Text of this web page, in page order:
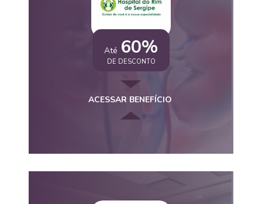
Até 60%
DE DESCONTO
ACESSAR BENEFÍCIO